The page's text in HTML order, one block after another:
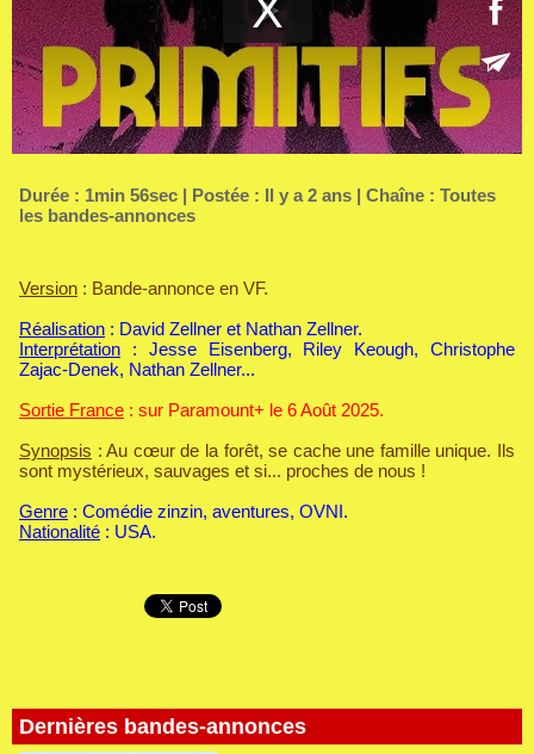
Dernières bandes-annonces
Durée : 1min 56sec | Postée : Il y a 2 ans | Chaîne : Toutes
les bandes-annonces
Version : Bande-annonce en VF.
Réalisation : David Zellner et Nathan Zellner.
Interprétation : Jesse Eisenberg, Riley Keough, Christophe
Zajac-Denek, Nathan Zellner...
Sortie France : sur Paramount+ le 6 Août 2025.
Synopsis : Au cœur de la forêt, se cache une famille unique. Ils
sont mystérieux, sauvages et si... proches de nous !
Genre : Comédie zinzin, aventures, OVNI.
Nationalité : USA.